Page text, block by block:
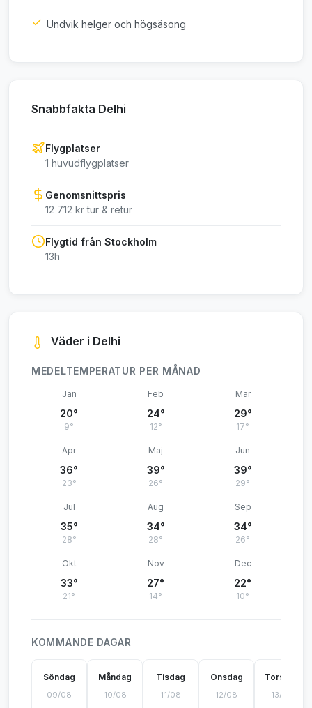
Undvik helger och högsäsong
Snabbfakta Delhi
Flygplatser
1 huvudflygplatser
Genomsnittspris
12 712 kr tur & retur
Flygtid från Stockholm
13h
Väder i Delhi
MEDELTEMPERATUR PER MÅNAD
Jan
20°
9°
Feb
24°
12°
Mar
29°
17°
Apr
36°
23°
Maj
39°
26°
Jun
39°
29°
Jul
35°
28°
Aug
34°
28°
Sep
34°
26°
Okt
33°
21°
Nov
27°
14°
Dec
22°
10°
KOMMANDE DAGAR
Söndag
09/08
Måndag
10/08
Tisdag
11/08
Onsdag
12/08
Torsdag
13/08